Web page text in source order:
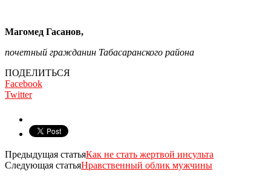
Магомед Гасанов,
почетный гражданин Табасаранского района
ПОДЕЛИТЬСЯ
Facebook
Twitter
Предыдущая статьяКак не стать жертвой инсульта
Следующая статьяНравственный облик мужчины